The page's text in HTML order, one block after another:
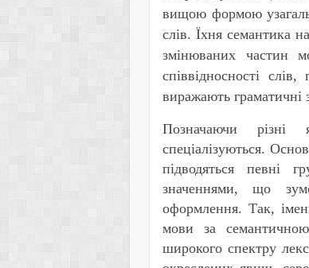
вищою формою
слів. Їхня семантика
змінюваних частин
співвідносності
виражають граматичні
Позначаючи різні
спеціалізуються.
підводяться певні
значеннями, що
оформлення. Так,
мови за семантичною
широкого спектру